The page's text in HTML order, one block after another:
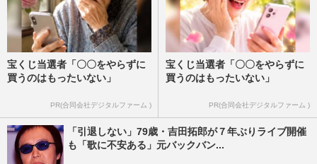
宝くじ当選者「〇〇をやらずに
買うのはもったいない」
PR(合同会社デジタルファーム )
宝くじ当選者「〇〇をやらずに
買うのはもったいない」
PR(合同会社デジタルファーム )
「引退しない」79歳・吉田拓郎が７年ぶりライブ開催
も「歌に不安ある」元バックバン...